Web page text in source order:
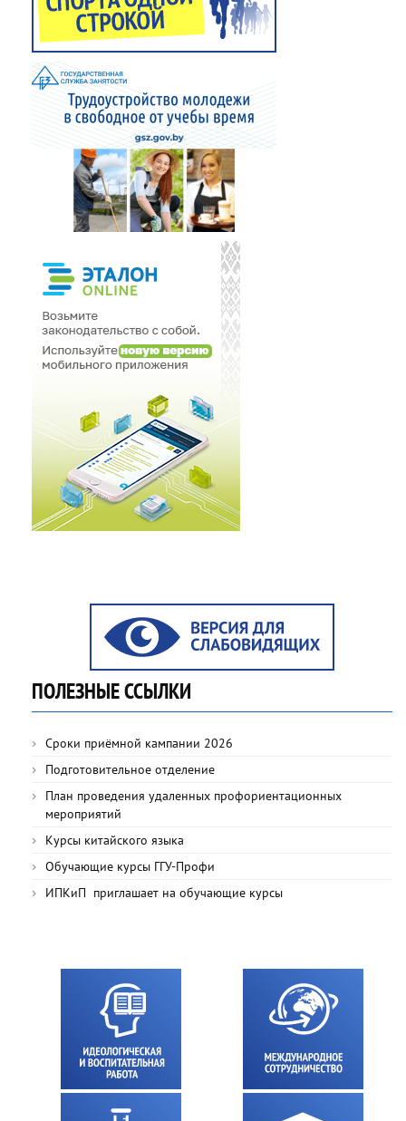
ПОЛЕЗНЫЕ ССЫЛКИ
Сроки приёмной кампании 2026
Подготовительное отделение
План проведения удаленных профориентационных
мероприятий
Курсы китайского языка
Обучающие курсы ГГУ-Профи
ИПКиП приглашает на обучающие курсы